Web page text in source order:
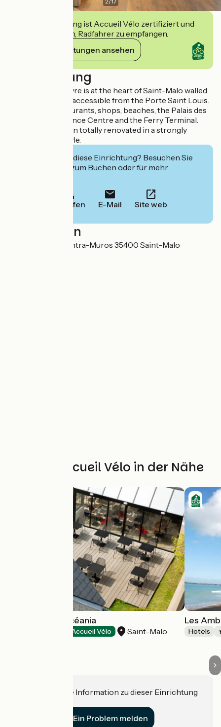
Diese Einrichtung ist Accueil Vélo zertifiziert und
verpflichtet sich, Radfahrer zu empfangen.
Ihre Verpflichtungen ansehen
Beschreibung
The Hotel du Louvre is at the heart of Saint-Malo walled
town and is easily accessible from the Porte Saint Louis.
It is close to restaurants, shops, beaches, the Palais des
Congrès Conference Centre and the Ferry Terminal.
The hotel has been totally renovated in a strongly
contemporary style.
Interessiert Sie diese Einrichtung? Besuchen Sie
deren Website zum Buchen oder für mehr
Anrufen E-Mail Site web
Localisation
2 rue des Marins Intra-Muros 35400 Saint-Malo
Weitere Accueil Vélo in der Nähe
Hôtel Escale Océania
Accueil Vélo Saint-Malo
Les
Hotels
Haben Sie eine Information zu dieser Einrichtung
Ein Problem melden